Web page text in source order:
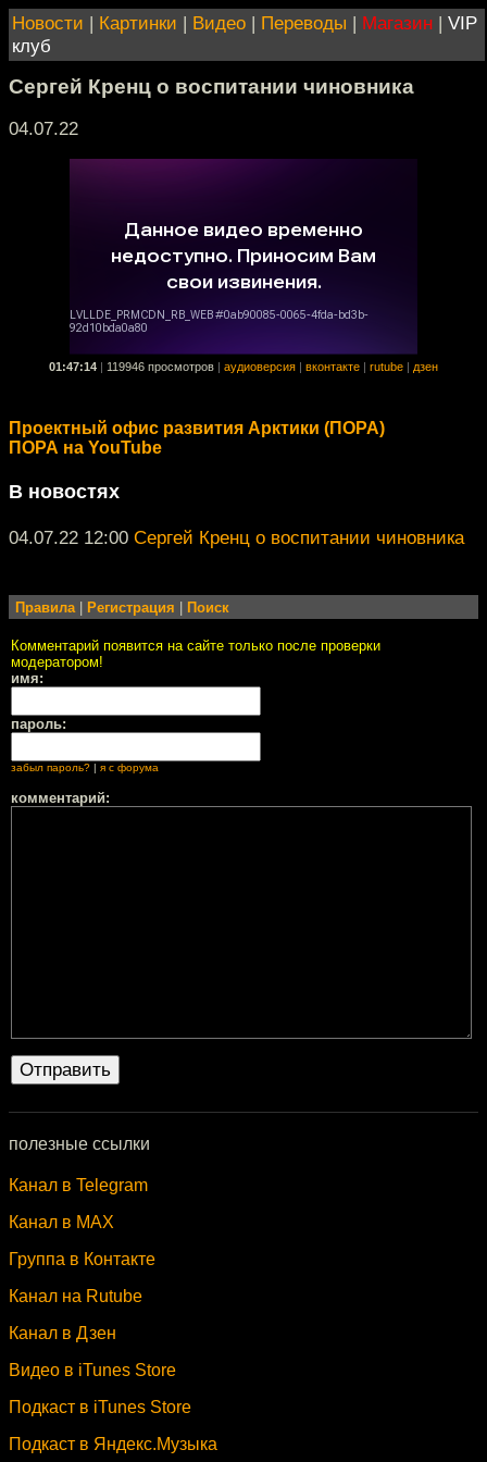
Новости | Картинки | Видео | Переводы | Магазин | VIP
клуб
Сергей Кренц о воспитании чиновника
04.07.22
01:47:14 119946 просмотров аудиоверсия вконтакте rutube дзен
Проектный офис развития Арктики (ПОРА)
ПОРА на YouTube
В новостях
04.07.22 12:00 Сергей Кренц о воспитании чиновника
Правила| Регистрация Поиск
Комментарий появится на сайте только после проверки
модератором!
имя:
пароль:
забыл пароль? я с форума
комментарий:
полезные ссылки
Канал в Telegram
Канал в MAX
Группа в Контакте
Канал на Rutube
Канал в Дзен
Видео в iTunes Store
Подкаст в iTunes Store
Подкаст в Яндекс.Музыка